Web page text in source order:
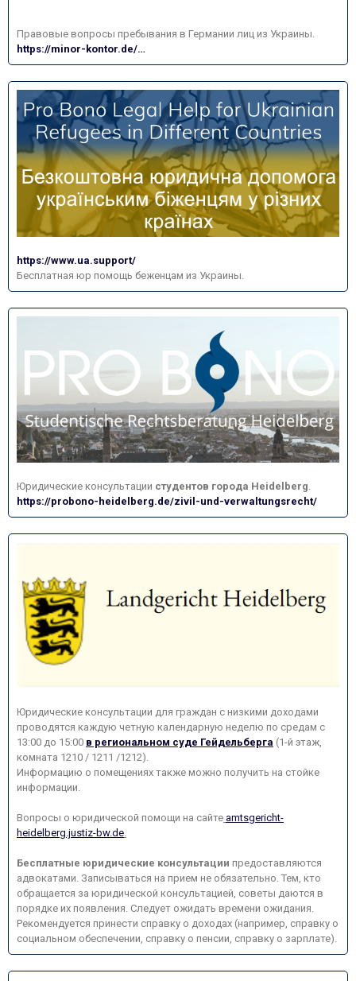
Правовые вопросы пребывания в Германии лиц из Украины.
https://minor-kontor.de/…
https://www.ua.support/
Бесплатная юр помощь беженцам из Украины.
Юридические консультации студентов города Heidelberg
https://probono-heidelberg.de/zivil-und-verwaltungsrecht/
Юридические консультации для граждан с низкими доходами
проводятся каждую четную календарную неделю по средам с
13:00 до 15:00 в региональном суде Гейдельберга (1-й этаж,
комната 1210 / 1211 /1212).
Информацию о помещениях также можно получить на стойке
информации.
Вопросы о юридической помощи на сайте amtsgericht-
heidelberg.justiz-bw.de.
Бесплатные юридические консультации предоставляются
адвокатами. Записываться на прием не обязательно. Тем, кто
обращается за юридической консультацией, советы даются в
порядке их появления. Следует ожидать времени ожидания.
Рекомендуется принести справку о доходах (например, справку о
социальном обеспечении, справку о пенсии, справку о зарплате).